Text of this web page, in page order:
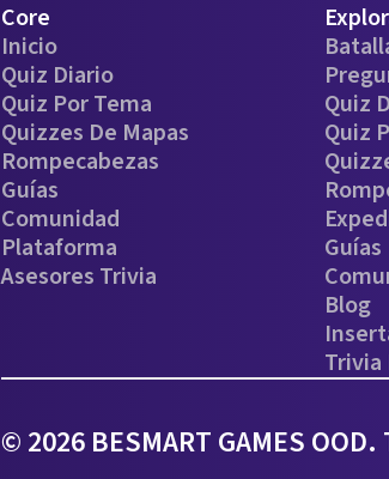
Core
Inicio
Quiz Diario
Quiz Por Tema
Quizzes De Mapas
Rompecabezas
Guías
Comunidad
Plataforma
Asesores Trivia
Quiz
Quiz
Guías
Blog
Trivia
© 2026 BESMART GAMES